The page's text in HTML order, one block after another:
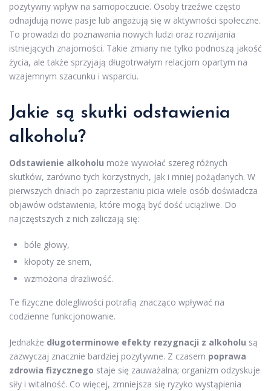
pozytywny wpływ na samopoczucie. Osoby trzeźwe często
odnajdują nowe pasje lub angażują się w aktywności społeczne.
To prowadzi do poznawania nowych ludzi oraz rozwijania
istniejących znajomości. Takie zmiany nie tylko podnoszą jakość
życia, ale także sprzyjają długotrwałym relacjom opartym na
wzajemnym szacunku i wsparciu.
Jakie są skutki odstawienia
alkoholu?
Odstawienie alkoholu może wywołać szereg różnych
skutków, zarówno tych korzystnych, jak i mniej pożądanych. W
pierwszych dniach po zaprzestaniu picia wiele osób doświadcza
objawów odstawienia, które mogą być dość uciążliwe. Do
najczęstszych z nich zaliczają się:
bóle głowy,
kłopoty ze snem,
wzmożona drażliwość.
Te fizyczne dolegliwości potrafią znacząco wpływać na
codzienne funkcjonowanie.
Jednakże długoterminowe efekty rezygnacji z alkoholu są
zazwyczaj znacznie bardziej pozytywne. Z czasem poprawa
zdrowia fizycznego staje się zauważalna; organizm odzyskuje
siły i witalność. Co więcej, zmniejsza się ryzyko wystąpienia